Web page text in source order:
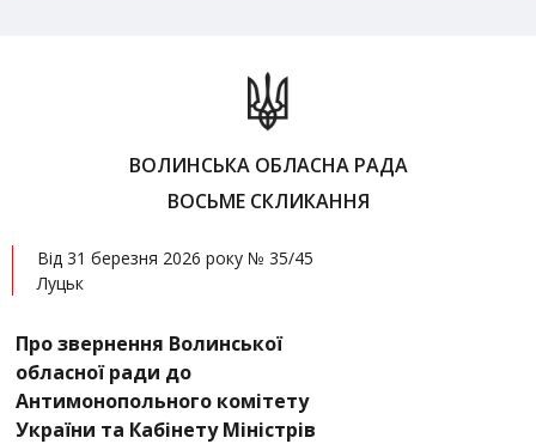
ВОЛИНСЬКА ОБЛАСНА РАДА
ВОСЬМЕ СКЛИКАННЯ
Від 31 березня 2026 року № 35/45
Луцьк
Про звернення Волинської
обласної ради до
Антимонопольного комітету
України та Кабінету Міністрів